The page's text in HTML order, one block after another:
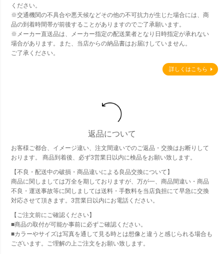
ください。
※交通機関の不具合や悪天候などその他の不可抗力が生じた場合には、商
品の到着時間帯が前後することがありますのでご了承願います。
※メーカー直送品は、メーカー指定の配送業者となり日時指定が承れない
場合があります。また、当店からの納品書はお届けしていません。
ご了承ください。
詳しくはこちら
返品について
お客様ご都合、イメージ違い、注文間違いでのご返品・交換はお断りして
おります。 商品到着後、必ず3営業日以内に検品をお願い致します。
【不良・配送中の破損・商品違いによる良品交換について】
商品に関しましては万全を期しておりますが、万が一、商品間違い・商品
不良・運送事故等に関しましては送料・手数料を当店負担にて早急に交換
対応させて頂きます。3営業日以内にお電話ください。
【ご注文前にご確認ください】
■商品の取付が可能か事前に必ずご確認ください。
■カラーやサイズは写真を通して見る時とは想像と違うと感じられる場合も
ございます。ご理解の上ご注文をお願い致します。